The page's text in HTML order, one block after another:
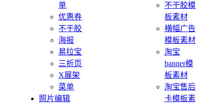
单
优惠券
不干胶
海报
易拉宝
三折页
X展架
菜单
照片编辑
不干胶模
板素材
横幅广告
模板素材
淘宝
banner模
板素材
淘宝售后
卡模板素